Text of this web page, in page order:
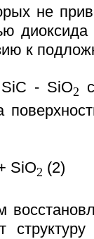
не
к
- SiO2
SiO2 (2)
структуру